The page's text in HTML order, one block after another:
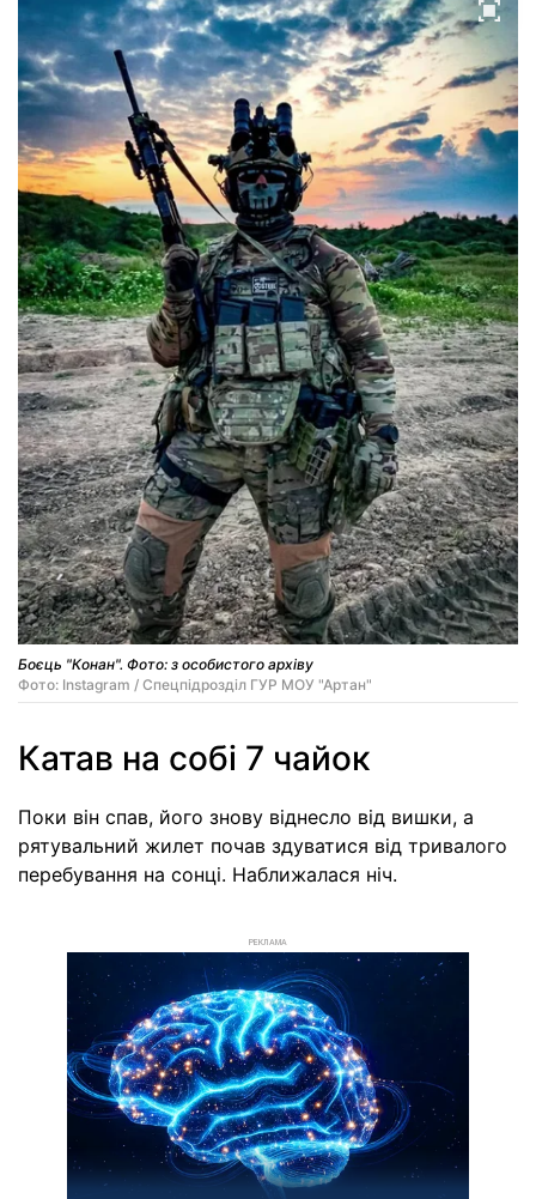
Боєць "Конан". Фото: з особистого архіву
Фото: Instagram / Спецпідрозділ ГУР МОУ "Артан"
Катав на собі 7 чайок
Поки він спав, його знову віднесло від вишки, а
рятувальний жилет почав здуватися від тривалого
перебування на сонці. Наближалася ніч.
РЕКЛАМА